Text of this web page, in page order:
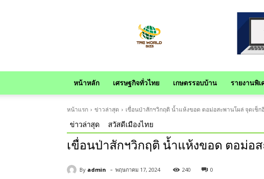
หน้าหลัก เศรษฐกิจทั่วไทย เกษตรรอบบ้าน รายงานพิเ
หน้าแรก ข่าวล่าสุด เขื่อนป่าสักฯวิกฤติ น้ำแห้งขอด ตอม่อสะพานโผล่ จุดเช็
ข่าวล่าสุด สวัสดีเมืองไทย
เขื่อนป่าสักฯวิกฤติ น้ำแห้งขอด ตอม่อ
By admin - พฤษภาคม 17, 2024 240 0